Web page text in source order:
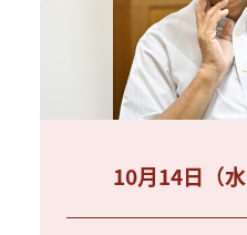
10月14日（